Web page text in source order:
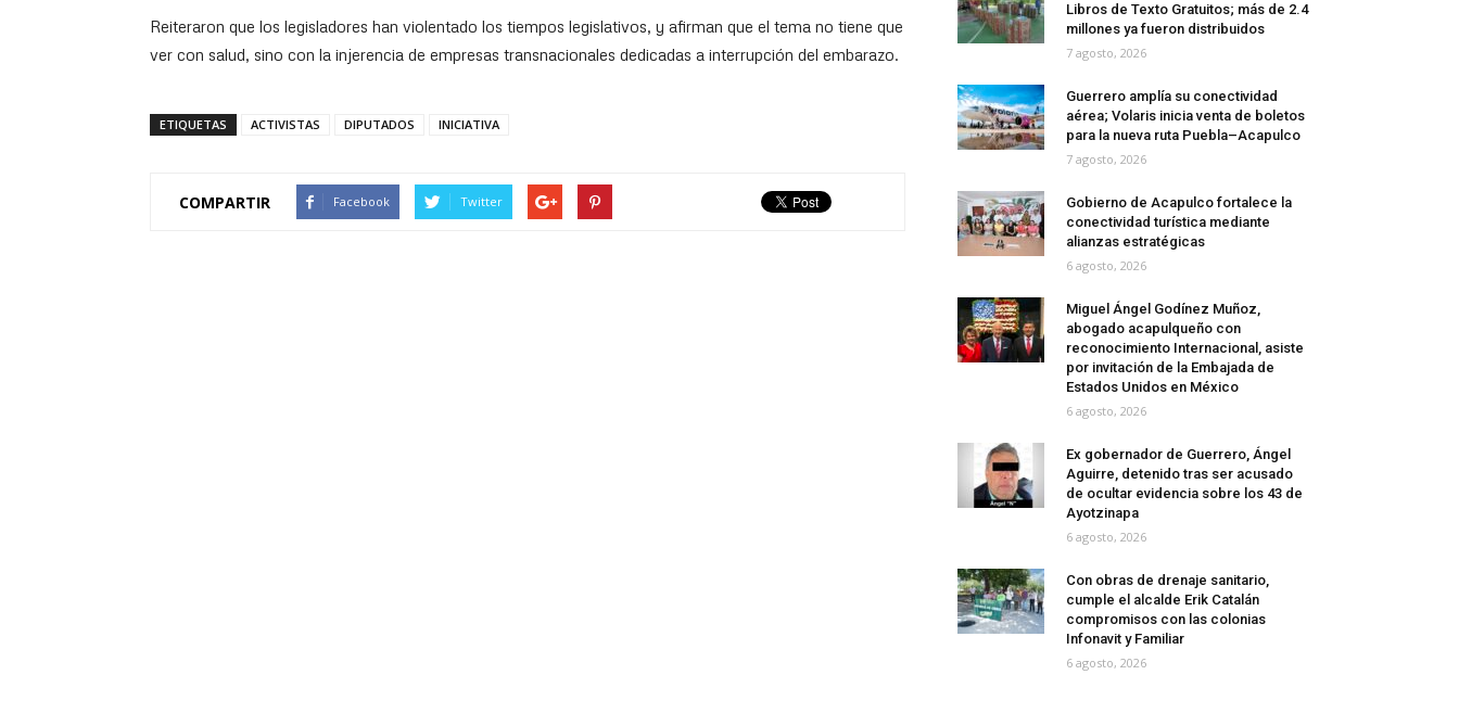
Reiteraron que los legisladores han violentado los tiempos legislativos, y afirman que el tema no tiene que
ver con salud, sino con la injerencia de empresas transnacionales dedicadas a interrupción del embarazo.
ETIQUETAS ACTIVISTAS DIPUTADOS INICIATIVA
COMPARTIR Facebook Twitter
Libros de Texto Gratuitos; más de 2.4
millones ya fueron distribuidos
7 agosto, 2026
Guerrero amplía su conectividad
aérea; Volaris inicia venta de boletos
para la nueva ruta Puebla–Acapulco
7 agosto, 2026
Gobierno de Acapulco fortalece la
conectividad turística mediante
alianzas estratégicas
6 agosto, 2026
Miguel Ángel Godínez Muñoz,
abogado acapulqueño con
reconocimiento Internacional, asiste
por invitación de la Embajada de
Estados Unidos en México
6 agosto, 2026
Ex gobernador de Guerrero, Ángel
Aguirre, detenido tras ser acusado
de ocultar evidencia sobre los 43 de
Ayotzinapa
6 agosto, 2026
Con obras de drenaje sanitario,
cumple el alcalde Erik Catalán
compromisos con las colonias
Infonavit y Familiar
6 agosto, 2026